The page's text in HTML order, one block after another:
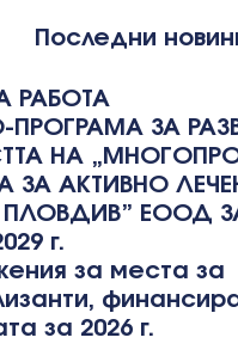
Последни
РАБОТА
ПРОГРАМА ЗА
НА
ЗА АКТИВНО
ПЛОВДИВ” ЕООД
г.
за места за
за 2026 г.